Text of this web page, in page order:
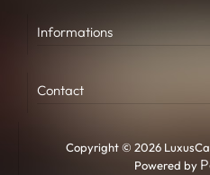
Informations
Contact
Copyright © 2026
Powered by